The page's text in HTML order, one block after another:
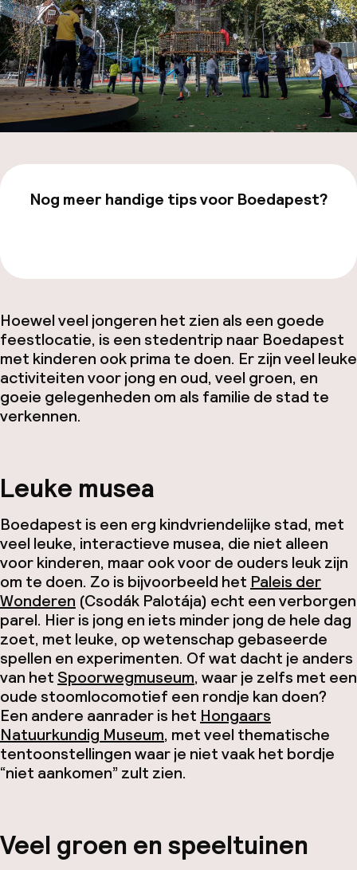
Nog meer handige tips voor Boedapest?
Hoewel veel jongeren het zien als een goede
feestlocatie, is een stedentrip naar Boedapest
met kinderen ook prima te doen. Er zijn veel leuke
activiteiten voor jong en oud, veel groen, en
goeie gelegenheden om als familie de stad te
verkennen.
Leuke musea
Boedapest is een erg kindvriendelijke stad, met
veel leuke, interactieve musea, die niet alleen
voor kinderen, maar ook voor de ouders leuk zijn
om te doen. Zo is bijvoorbeeld het Paleis der
Wonderen (Csodák Palotája) echt een verborgen
parel. Hier is jong en iets minder jong de hele dag
zoet, met leuke, op wetenschap gebaseerde
spellen en experimenten. Of wat dacht je anders
van het Spoorwegmuseum, waar je zelfs met een
oude stoomlocomotief een rondje kan doen?
Een andere aanrader is het Hongaars
Natuurkundig Museum, met veel thematische
tentoonstellingen waar je niet vaak het bordje
“niet aankomen” zult zien.
Veel groen en speeltuinen